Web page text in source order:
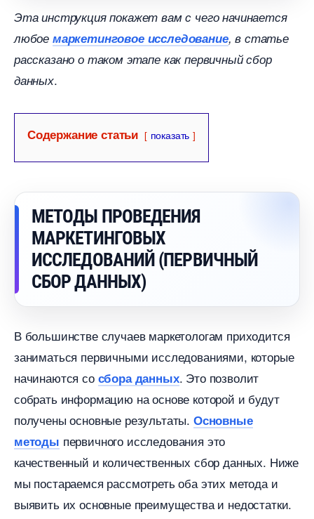
Эта инструкция покажет вам с чего начинается
любое маркетинговое исследование, в статье
рассказано о таком этапе как первичный сбор
данных.
Содержание статьи показать
МЕТОДЫ ПРОВЕДЕНИЯ
МАРКЕТИНГОВЫХ
ИССЛЕДОВАНИЙ (ПЕРВИЧНЫЙ
СБОР ДАННЫХ)
ольшинстве случаев маркетологам приходится
заниматься первичными исследованиями, которые
начинаются со сбора данных. Это позволит
собрать информацию на основе которой и будут
получены основные результаты. Основные
методы первичного исследования это
качественный и количественных сбор данных. Ниже
мы постараемся рассмотреть оба этих метода и
ыявить их основные преимущества и недостатки.